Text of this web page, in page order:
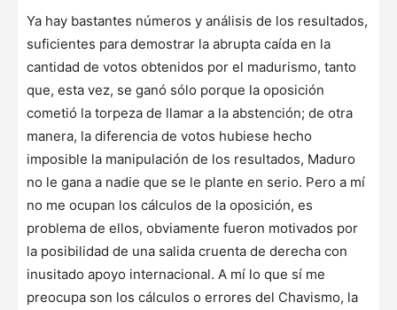
Ya hay bastantes números y análisis de los resultados,
suficientes para demostrar la abrupta caída en la
cantidad de votos obtenidos por el madurismo, tanto
que, esta vez, se ganó sólo porque la oposición
cometió la torpeza de llamar a la abstención; de otra
manera, la diferencia de votos hubiese hecho
imposible la manipulación de los resultados, Maduro
no le gana a nadie que se le plante en serio. Pero a mí
no me ocupan los cálculos de la oposición, es
problema de ellos, obviamente fueron motivados por
la posibilidad de una salida cruenta de derecha con
inusitado apoyo internacional. A mí lo que sí me
preocupa son los cálculos o errores del Chavismo, la